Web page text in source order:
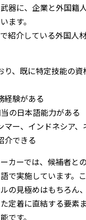
器に、企業と外国籍
ます。
紹介している外国人
り、既に特定技能の資
経験がある
の日本語能力がある
マー、インドネシア、
介できる
カーでは、候補者と
で実施しています。
の見極めはもちろん
定着に直結する要素
です。